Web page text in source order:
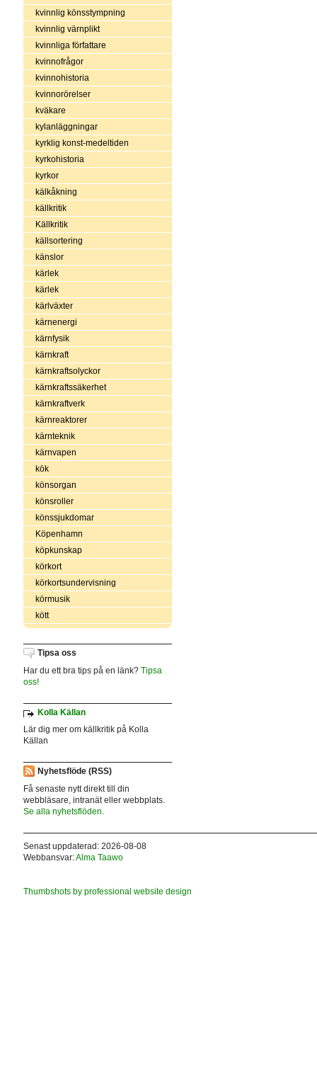
kvinnlig könsstympning
kvinnlig värnplikt
kvinnliga författare
kvinnofrågor
kvinnohistoria
kvinnorörelser
kväkare
kylanläggningar
kyrklig konst-medeltiden
kyrkohistoria
kyrkor
kälkåkning
källkritik
Källkritik
källsortering
känslor
kärlek
kärlek
kärlväxter
kärnenergi
kärnfysik
kärnkraft
kärnkraftsolyckor
kärnkraftssäkerhet
kärnkraftverk
kärnreaktorer
kärnteknik
kärnvapen
kök
könsorgan
könsroller
könssjukdomar
Köpenhamn
köpkunskap
körkort
körkortsundervisning
körmusik
kött
Tipsa oss
Har du ett bra tips på en länk? Tipsa
oss!
Kolla Källan
Lär dig mer om källkritik på Kolla
Källan
Nyhetsflöde (RSS)
Få senaste nytt direkt till din
webbläsare, intranät eller webbplats.
Se alla nyhetsflöden.
Senast uppdaterad: 2026-08-08
Webbansvar:Alma Taawo
Thumbshots by professional website design